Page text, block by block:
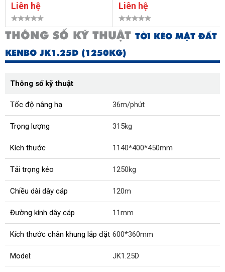
Liên hệ Liên hệ
THÔNG SỐ KỸ THUẬT TỜI KÉO MẶT ĐẤT
KENBO JK1.25D (1250KG)
Thông số kỹ thuật
Tốc độ nâng hạ 36m/phút
Trọng lượng 315kg
Kích thước 1140*400*450mm
Tải trọng kéo 1250kg
Chiều dài dây cáp 120m
Đường kính dây cáp 11mm
Kích thước chân khung lắp đặt 600*360mm
Model: JK1.25D